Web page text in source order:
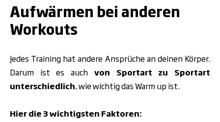
Aufwärmen bei anderen
Workouts
Jedes Training hat andere Ansprüche an deinen Körper.
Darum ist es auch von Sportart zu Sportart
unterschiedlich, wie wichtig das Warm up ist.
Hier die 3 wichtigsten Faktoren: